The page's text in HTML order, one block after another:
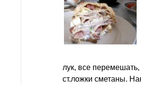
лук, все
ст.ложки сметаны.